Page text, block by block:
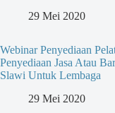
29 Mei 2020
Webinar Penyediaan
Penyediaan Jasa Atau
Slawi Untuk Lembaga
29 Mei 2020